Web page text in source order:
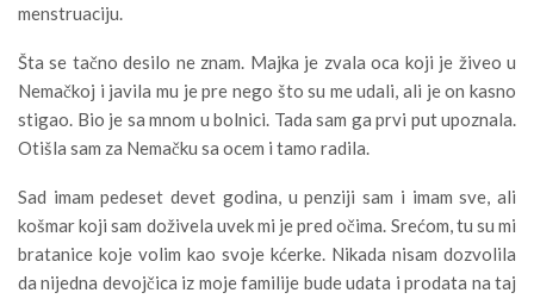
menstruaciju.
Šta se tačno desilo ne znam. Majka je zvala oca koji je živeo u
Nemačkoj i javila mu je pre nego što su me udali, ali je on kasno
stigao. Bio je sa mnom u bolnici. Tada sam ga prvi put upoznala.
Otišla sam za Nemačku sa ocem i tamo radila.
Sad imam pedeset devet godina, u penziji sam i imam sve, ali
košmar koji sam doživela uvek mi je pred očima. Srećom, tu su mi
bratanice koje volim kao svoje kćerke. Nikada nisam dozvolila
da nijedna devojčica iz moje familije bude udata i prodata na taj